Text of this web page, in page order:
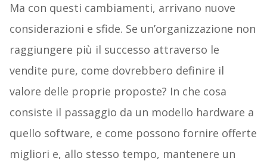
Ma con questi cambiamenti, arrivano nuove
considerazioni e sfide. Se un’organizzazione non
raggiungere più il successo attraverso le
vendite pure, come dovrebbero definire il
valore delle proprie proposte? In che cosa
consiste il passaggio da un modello hardware a
quello software, e come possono fornire offerte
migliori e, allo stesso tempo, mantenere un